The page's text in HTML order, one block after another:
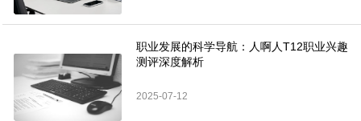
职业发展的科学导航：人啊人T12职业兴趣
测评深度解析
2025-07-12